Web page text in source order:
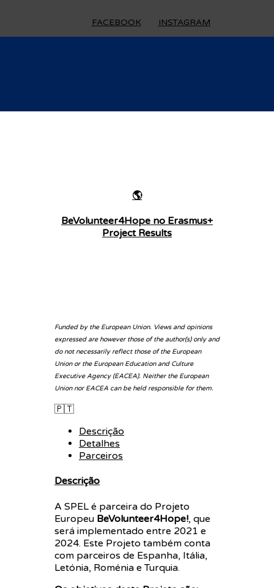
FACEBOOK INSTAGRAM
🌎
BeVolunteer4Hope no Erasmus+
Project Results
Funded by the European Union. Views and opinions
expressed are however those of the author(s) only and
do not necessarily reflect those of the European
Union or the European Education and Culture
Executive Agency (EACEA). Neither the European
Union nor EACEA can be held responsible for them.
🇵🇹
Descrição
Detalhes
Parceiros
Descrição
A SPEL é parceira do Projeto
Europeu BeVolunteer4Hope!, que
será implementado entre 2021 e
2024. Este Projeto também conta
com parceiros de Espanha, Itália,
Letónia, Roménia e Turquia.